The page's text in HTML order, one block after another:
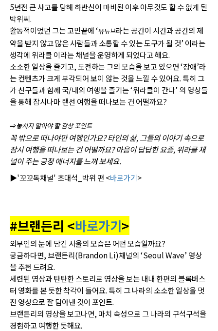
5년전 큰 사고를 당해 하반신이 마비된 이후 아무것도 할 수 없게 된
박위씨.
활동적이었던 그는 고민끝에 ‘유튜브라는 공간이 시간과 공간의 제
약을 받지 않고 많은 사람들과 소통할 수 있는 도구가 될 것’ 이라는
생각에 위라클 이라는 채널을 운영하게 되었다고 해요.
소소한 일상을 즐기고, 도전하는 그의 모습을 보고 있으면 ‘장애’라
는 컨텐츠가 크게 부각되어 보이 않는 것을 느낄 수 있어요. 특히 그
가 친구들과 함께 국/내외 여행을 즐기는 ‘위라클이 간다’ 의 영상들
을 통해 잠시나마 랜선 여행을 떠나보는 건 어떨까요?
⇒놓치지 말아야 할 감상 포인트
꼭 밖으로 떠나야만 여행인가요? 타인의 삶, 그들의 이야기 속으로
잠시 여행을 떠나보는 건 어떨까요?마음이 답답한 요즘, 위라클 채
널이 주는 긍정 에너지를 느껴 보세요.
▶'꼬꼬독채널' 초대석_박위 편 <바로가기>
#브랜든리 <바로가기>
외부인의 눈에 담긴 서울의 모습은 어떤 모습일까요?
궁금하다면, 브랜든리(Brandon Li)채널의 ‘Seoul Wave’ 영상
을 추천 드려요.
세련된 영상과 탄탄한 스토리로 영상을 보는 내내 한편의 블록버스
터 영화를 본 듯한 착각이 들어요. 특히 그 나라의 소소한 일상을 멋
진 영상으로 잘 담아낸 것이 포인트.
브랜든리의 영상을 보고나면, 마치 속성으로 그 나라의 구석구석을
경험하고 여행한 듯해요.